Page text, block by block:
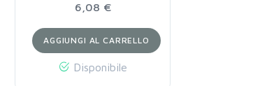
6,08 €
AGGIUNGI AL CARRELLO
Disponibile